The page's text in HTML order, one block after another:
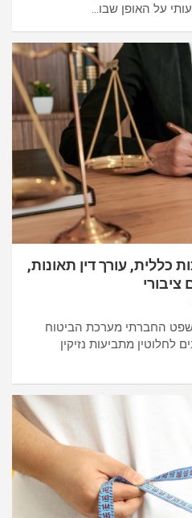
על האופן שבו…
כללית, עורך דין תאונות,
החברתי מערכת הביטוח
לחלוטין מתביעות נזיקין